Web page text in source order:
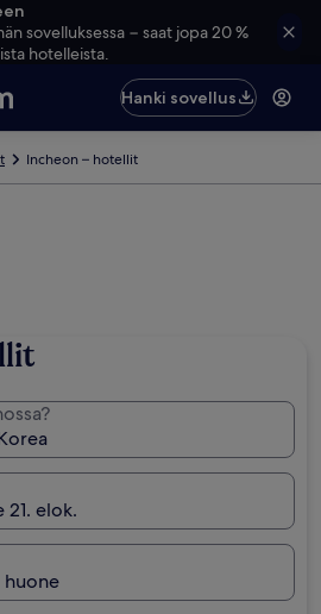
sovelluksessa − saat jopa 20 %
hotelleista.
Hanki sovellus
Incheon – hotellit
elok.
huone